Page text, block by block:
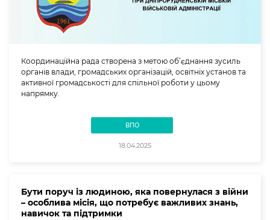
Координаційна рада створена з метою об’єднання зусиль
органів влади, громадських організацій, освітніх установ та
активної громадськості для спільної роботи у цьому
напрямку.
ВПО
18.04.2025
Бути поруч із людиною, яка повернулася з війни
– особлива місія, що потребує важливих знань,
навичок та підтримки